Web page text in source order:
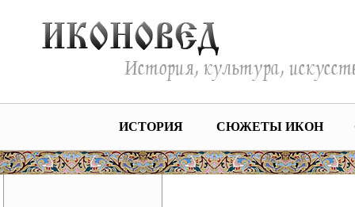
ИСТОРИЯ СЮЖЕТЫ ИКОН